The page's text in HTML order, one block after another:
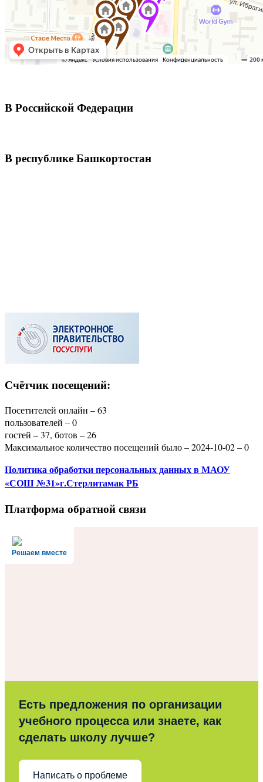
В Российской Федерации
В республике Башкортостан
Счётчик посещений:
Посетителей онлайн – 63
пользователей – 0
гостей – 37, ботов – 26
Максимальное количество посещений было – 2024-10-02 – 0
Политикаобработки персональных данныхв МАОУ
«СОШ №31»г.Стерлитамак РБ
Платформа обратной связи
Решаем вместе
Есть предложения по организации
учебного процесса или знаете, как
сделать школу лучше?
Написать о проблеме